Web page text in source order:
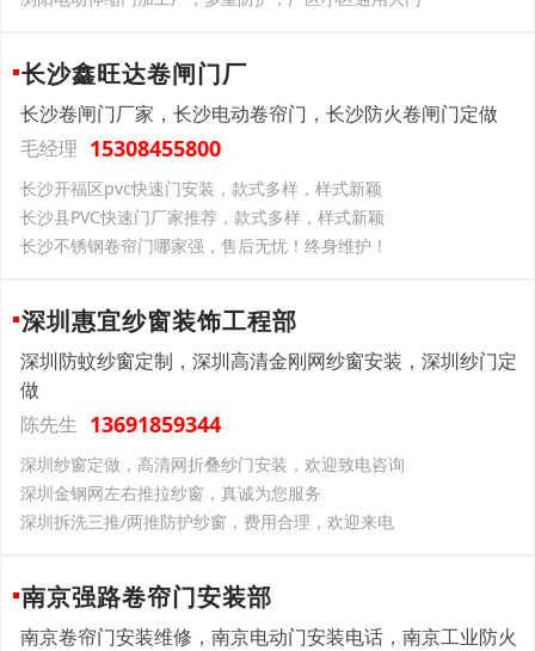
长沙鑫旺达卷闸门厂
长沙卷闸门厂家，长沙电动卷帘门，长沙防火卷闸门定做
毛经理 15308455800
长沙开福区pvc快速门安装，款式多样，样式新颖
长沙县PVC快速门厂家推荐，款式多样，样式新颖
长沙不锈钢卷帘门哪家强，售后无忧！终身维护！
深圳惠宜纱窗装饰工程部
深圳防蚊纱窗定制，深圳高清金刚网纱窗安装，深圳纱门定
做
陈先生 13691859344
深圳纱窗定做，高清网折叠纱门安装，欢迎致电咨询
深圳金钢网左右推拉纱窗，真诚为您服务
深圳拆洗三推/两推防护纱窗，费用合理，欢迎来电
南京强路卷帘门安装部
南京卷帘门安装维修，南京电动门安装电话，南京工业防火